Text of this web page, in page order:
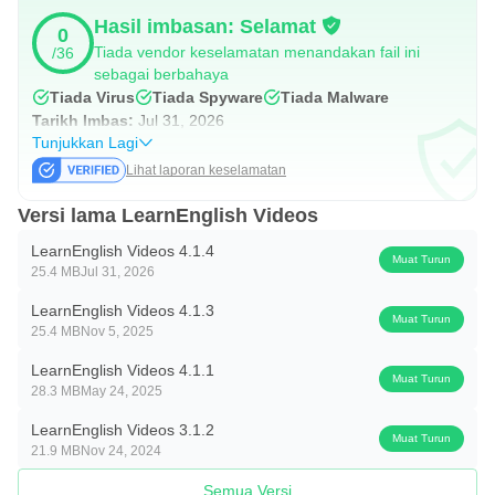
huraian ringkas berkaitan masalah tersebut dan seberapa
banyak maklumat mengenai telefon dan sistem operasi
yang boleh anda berikan kepada kami. Hubungi kami bila-
bila masa, tidak perlu sehingga anda menghadapi
masalah - anda boleh memberitahu kami pandangan anda
mengenai LearnEnglish Videos, berkongsi idea untuk
episod baru atau beritahu kami bagaimana aplikasinya
Privasi anda sangat penting bagi kami. Kami tidak
menjejaki cara aplikasi digunakan, seperti episod yang
kami hanya menggunakan maklumat ini untuk
meningkatkan aplikasi dan kandungannya.
0
/36
Hasil imbasan: Selamat
Tiada vendor keselamatan menandakan fail ini
sebagai berbahaya
Tiada Virus
Tiada Spyware
Tiada Malware
Tarikh Imbas: Jul 31, 2026
Tunjukkan Lagi
Lihat laporan keselamatan
Versi lama LearnEnglish Videos
LearnEnglish Videos 4.1.4
25.4 MBJul 31, 2026
Muat Turun
LearnEnglish Videos 4.1.3
25.4 MBNov 5, 2025
Muat Turun
LearnEnglish Videos 4.1.1
28.3 MBMay 24, 2025
Muat Turun
LearnEnglish Videos 3.1.2
21.9 MBNov 24, 2024
Muat Turun
Semua Versi